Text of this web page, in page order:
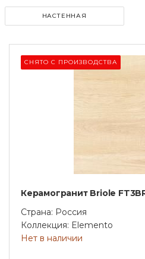
НАСТЕННАЯ
СНЯТО С ПРОИЗВОДСТВА
Керамогранит Briole
Страна: Россия
Коллекция: Elemento
Нет в наличии